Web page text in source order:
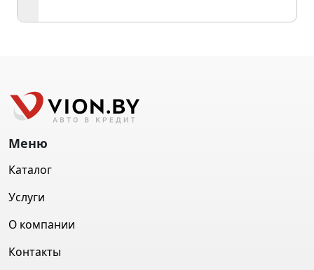
Меню
Каталог
Услуги
О компании
Контакты